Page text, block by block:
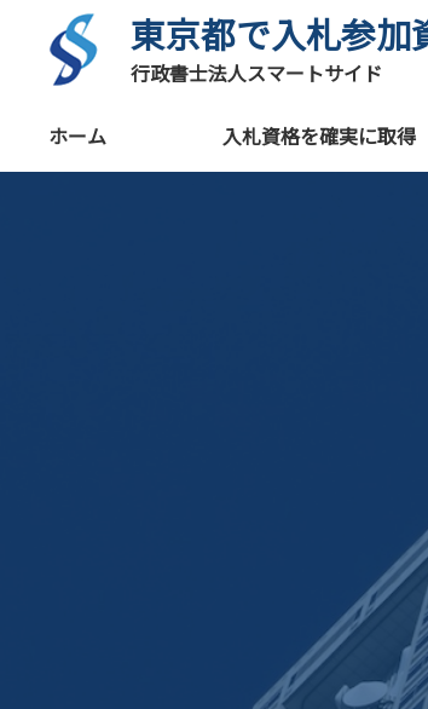
東京都で入札参加
行政書士法人スマートサイド
ホーム 入札資格を確実に取得